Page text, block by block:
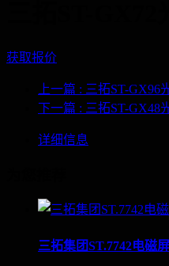
获取报价
上一篇 : 三拓ST-GX96
下一篇 : 三拓ST-GX48
详细信息
三拓集团ST.7742电磁